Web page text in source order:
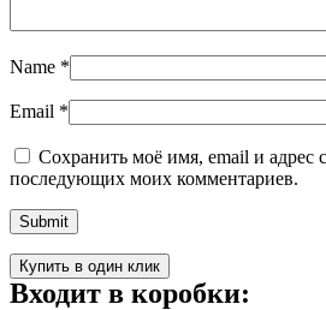
Name *
Email *
Сохранить моё имя, email и адрес
последующих моих комментариев.
Купить в один клик
Входит в коробки: